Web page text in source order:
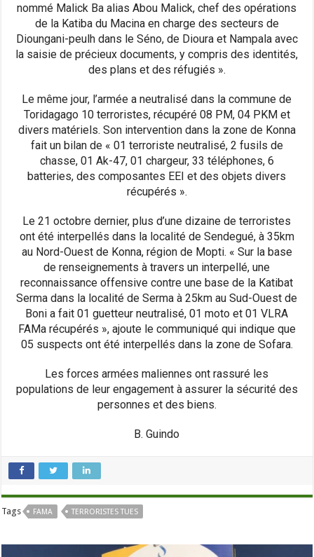
nommé Malick Ba alias Abou Malick, chef des opérations
de la Katiba du Macina en charge des secteurs de
Dioungani-peulh dans le Séno, de Dioura et Nampala avec
la saisie de précieux documents, y compris des identités,
des plans et des réfugiés ».
Le même jour, l’armée a neutralisé dans la commune de
Toridagago 10 terroristes, récupéré 08 PM, 04 PKM et
divers matériels. Son intervention dans la zone de Konna
fait un bilan de « 01 terroriste neutralisé, 2 fusils de
chasse, 01 Ak-47, 01 chargeur, 33 téléphones, 6
batteries, des composantes EEI et des objets divers
récupérés ».
Le 21 octobre dernier, plus d’une dizaine de terroristes
ont été interpellés dans la localité de Sendegué, à 35km
au Nord-Ouest de Konna, région de Mopti. « Sur la base
de renseignements à travers un interpellé, une
reconnaissance offensive contre une base de la Katibat
Serma dans la localité de Serma à 25km au Sud-Ouest de
Boni a fait 01 guetteur neutralisé, 01 moto et 01 VLRA
FAMa récupérés », ajoute le communiqué qui indique que
05 suspects ont été interpellés dans la zone de Sofara.
Les forces armées maliennes ont rassuré les
populations de leur engagement à assurer la sécurité des
personnes et des biens.
B. Guindo
Tags FAMA TERRORISTES TUES